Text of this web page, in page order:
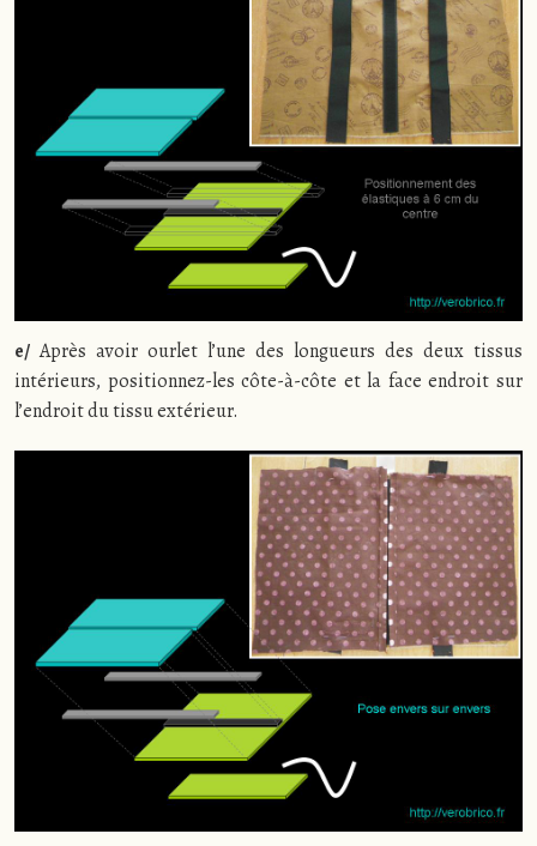
e/ Après avoir ourlet l’une des longueurs des deux tissus
intérieurs, positionnez-les côte-à-côte et la face endroit sur
l’endroit du tissu extérieur.